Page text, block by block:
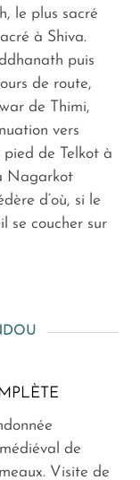
le plus sacré
à Shiva.
puis
de route,
de Thimi,
vers
de Telkot à
Nagarkot
d’où, si le
se coucher sur
de
Visite de